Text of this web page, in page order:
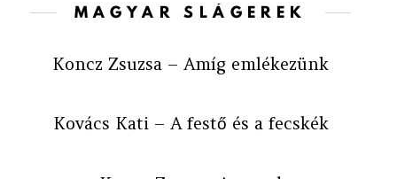
MAGYAR SLÁGEREK
Koncz Zsuzsa – Amíg emlékezünk
Kovács Kati – A festő és a fecskék